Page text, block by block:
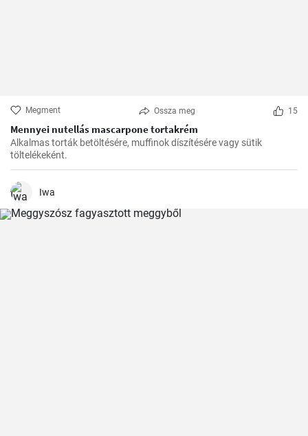
Megment Ossza meg 15
Mennyei nutellás mascarpone tortakrém
Alkalmas torták betöltésére, muffinok díszítésére vagy sütik
töltelékeként.
Iwa